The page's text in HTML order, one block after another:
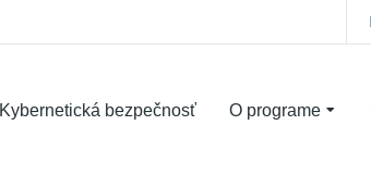
Kybernetická bezpečnosť O programe